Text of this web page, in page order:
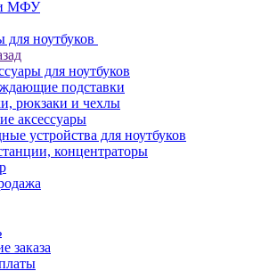
МФУ
для ноутбуков
для ноутбуков
подставки
рюкзаки и чехлы
аксессуары
устройства для ноутбуков
концентраторы
заказа